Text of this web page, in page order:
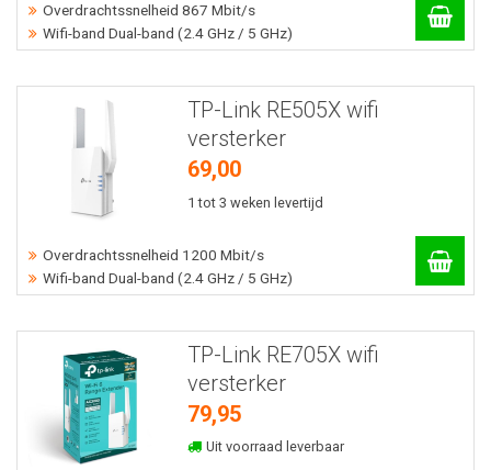
Overdrachtssnelheid 867 Mbit/s
Wifi-band Dual-band (2.4 GHz / 5 GHz)
TP-Link RE505X wifi
versterker
69,00
1 tot 3 weken levertijd
Overdrachtssnelheid 1200 Mbit/s
Wifi-band Dual-band (2.4 GHz / 5 GHz)
TP-Link RE705X wifi
versterker
79,95
Uit voorraad leverbaar